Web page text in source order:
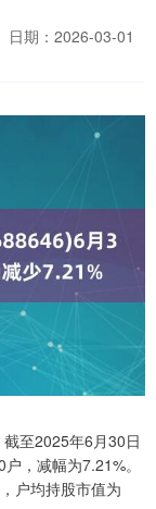
日期：2026-03-01
至2025年6月30日
，减幅为7.21%。
户均持股市值为